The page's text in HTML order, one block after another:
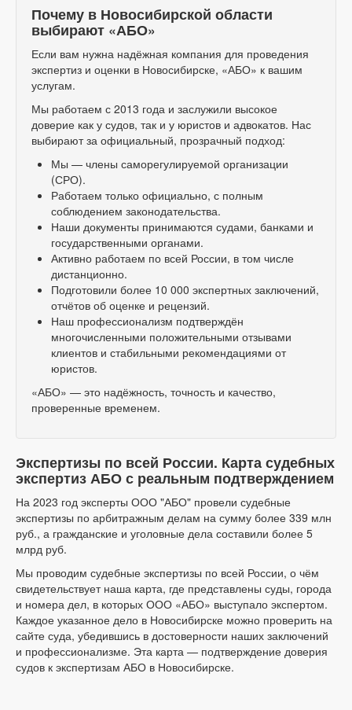
Почему в Новосибирской области
выбирают «АБО»
Если вам нужна надёжная компания для проведения
экспертиз и оценки в Новосибирске, «АБО» к вашим
услугам.
Мы работаем с 2013 года и заслужили высокое
доверие как у судов, так и у юристов и адвокатов. Нас
выбирают за официальный, прозрачный подход:
Мы — члены саморегулируемой организации
(СРО).
Работаем только официально, с полным
соблюдением законодательства.
Наши документы принимаются судами, банками и
государственными органами.
Активно работаем по всей России, в том числе
дистанционно.
Подготовили более 10 000 экспертных заключений,
отчётов об оценке и рецензий.
Наш профессионализм подтверждён
многочисленными положительными отзывами
клиентов и стабильными рекомендациями от
юристов.
«АБО» — это надёжность, точность и качество,
проверенные временем.
Экспертизы по всей России. Карта судебных
экспертиз АБО с реальным подтверждением
На 2023 год эксперты ООО "АБО" провели судебные
экспертизы по арбитражным делам на сумму более 339 млн
руб., а гражданские и уголовные дела составили более 5
млрд руб.
Мы проводим судебные экспертизы по всей России, о чём
свидетельствует наша карта, где представлены суды, города
и номера дел, в которых ООО «АБО» выступало экспертом.
Каждое указанное дело в Новосибирске можно проверить на
сайте суда, убедившись в достоверности наших заключений
и профессионализме. Эта карта — подтверждение доверия
судов к экспертизам АБО в Новосибирске.